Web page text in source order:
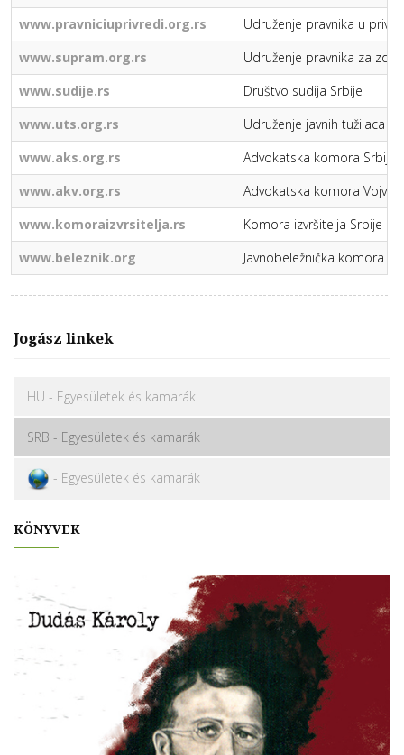
www.pravniciuprivredi.org.rs
Udruženje pravnika u
www.supram.org.rs
Udruženje pravnika za
www.sudije.rs
Društvo sudija Srbije
www.uts.org.rs
Udruženje javnih tužilaca i
www.aks.org.rs
Advokatska komora Srbije
www.akv.org.rs
Advokatska komora
www.komoraizvrsitelja.rs
Komora izvršitelja Srbije
www.beleznik.org
Javnobeležnička komora
Jogász linkek
HU - Egyesületek és kamarák
SRB - Egyesületek és kamarák
- Egyesületek és kamarák
KÖNYVEK